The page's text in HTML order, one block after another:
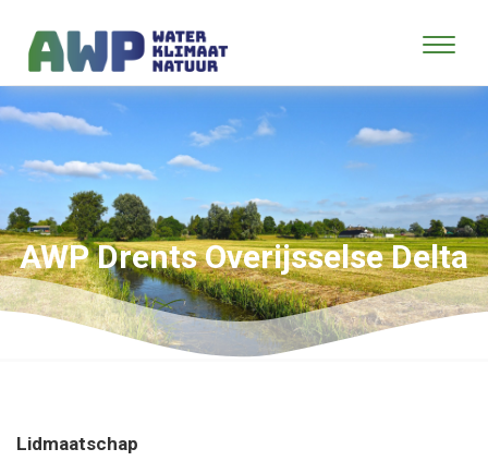
AWP Drents Overijsselse Delta
Lidmaatschap